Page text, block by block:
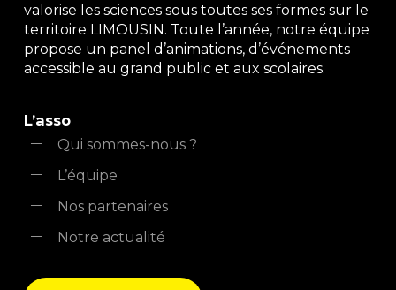
valorise les sciences sous toutes ses formes sur le
territoire LIMOUSIN. Toute l’année, notre équipe
propose un panel d’animations, d’événements
accessible au grand public et aux scolaires.
L’asso
Qui sommes-nous ?
L’équipe
Nos partenaires
Notre actualité